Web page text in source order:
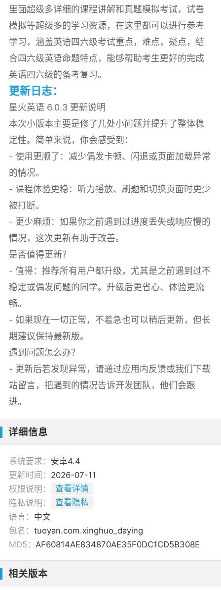
里面超级多详细的课程讲解和真题模拟考试，试卷
模拟等超级多的学习资源，在这里都可以进行参考
学习，涵盖英语四六级考试重点，难点，疑点，结
合四六级英语命题特点，能够帮助考生更好的完成
英语四六级的备考复习。
更新日志：
星火英语 6.0.3 更新说明
本次小版本主要是修了几处小问题并提升了整体稳
定性。简单来说，你会感受到：
- 使用更顺了：减少偶发卡顿、闪退或页面加载异常
的情况。
- 课程体验更稳：听力播放、刷题和切换页面时更少
被打断。
- 更少麻烦：如果你之前遇到过进度丢失或响应慢的
情况，这次更新有助于改善。
是否值得更新？
- 值得：推荐所有用户都升级，尤其是之前遇到过不
稳定或偶发问题的同学。升级后更省心、体验更流
畅。
- 如果现在一切正常，不着急也可以稍后更新，但长
期建议保持最新版。
遇到问题怎么办？
- 更新后若发现异常，请通过应用内反馈或我们下载
站留言，把遇到的情况告诉开发团队，他们会跟
进。
详细信息
系统要求： 安卓4.4
更新时间： 2026-07-11
权限说明：
查看详情
隐私说明：
查看隐私
语言： 中文
包名： tuoyan.com.xinghuo_daying
MD5： AF60814AE834870AE35F0DC1CD5B308E
相关版本